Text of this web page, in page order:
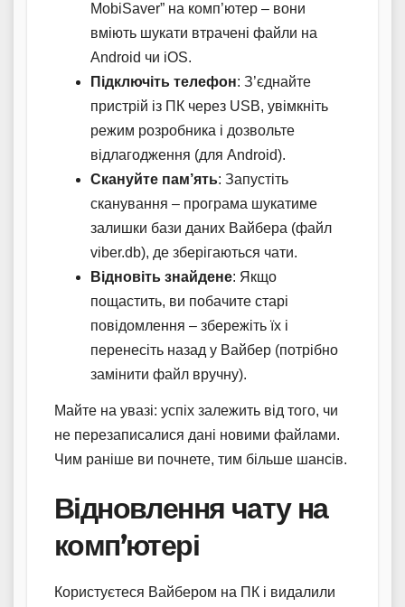
MobiSaver” на комп’ютер – вони
вміють шукати втрачені файли на
Android чи iOS.
Підключіть телефон: З’єднайте
пристрій із ПК через USB, увімкніть
режим розробника і дозвольте
відлагодження (для Android).
Скануйте пам’ять: Запустіть
сканування – програма шукатиме
залишки бази даних Вайбера (файл
viber.db), де зберігаються чати.
Відновіть знайдене: Якщо
пощастить, ви побачите старі
повідомлення – збережіть їх і
перенесіть назад у Вайбер (потрібно
замінити файл вручну).
Майте на увазі: успіх залежить від того, чи
не перезаписалися дані новими файлами.
Чим раніше ви почнете, тим більше шансів.
Відновлення чату на
комп’ютері
Користуєтеся Вайбером на ПК і видалили